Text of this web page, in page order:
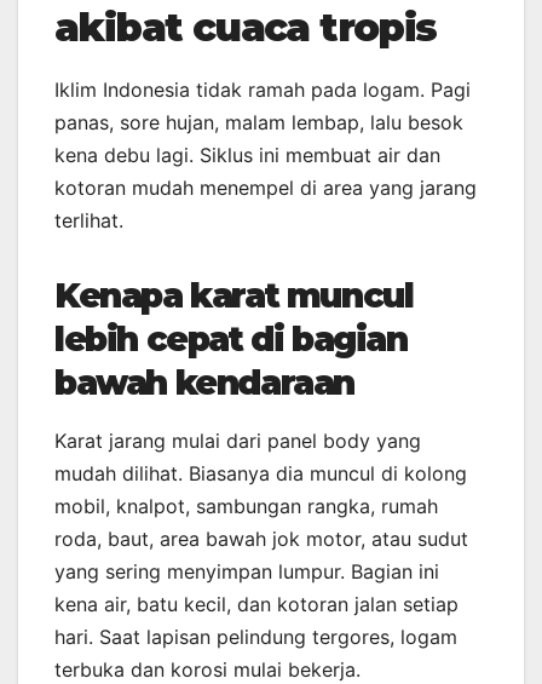
akibat cuaca tropis
Iklim Indonesia tidak ramah pada logam. Pagi
panas, sore hujan, malam lembap, lalu besok
kena debu lagi. Siklus ini membuat air dan
kotoran mudah menempel di area yang jarang
terlihat.
Kenapa karat muncul
lebih cepat di bagian
bawah kendaraan
Karat jarang mulai dari panel body yang
mudah dilihat. Biasanya dia muncul di kolong
mobil, knalpot, sambungan rangka, rumah
roda, baut, area bawah jok motor, atau sudut
yang sering menyimpan lumpur. Bagian ini
kena air, batu kecil, dan kotoran jalan setiap
hari. Saat lapisan pelindung tergores, logam
terbuka dan korosi mulai bekerja.